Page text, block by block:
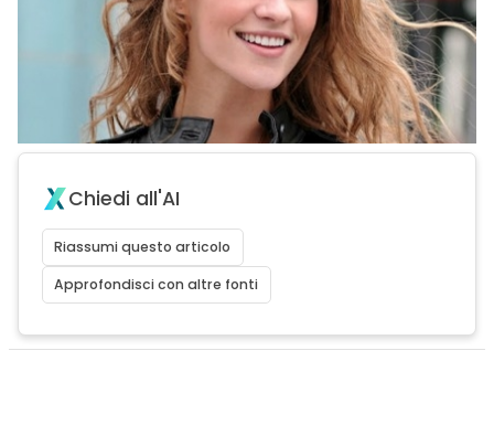
Chiedi all'AI
Riassumi questo articolo
Approfondisci con altre fonti